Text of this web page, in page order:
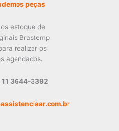
peças
estoque de
Brastemp
realizar os
agendados.
11 3644-3392